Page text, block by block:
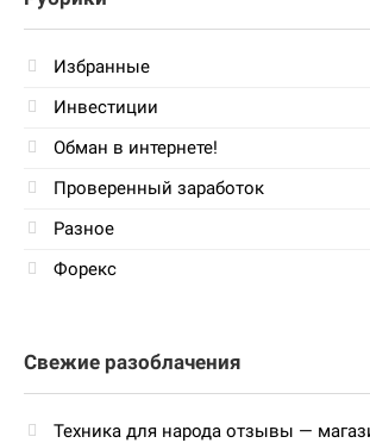
Избранные
Инвестиции
Обман в интернете!
Проверенный заработок
Разное
Форекс
Свежие разоблачения
Техника для народа отзывы —